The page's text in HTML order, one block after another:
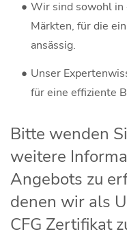
Wir sind sowohl in
Märkten, für die
ansässig.
Unser
für eine effiziente
Bitte wenden
weitere
Angebots zu
denen wir als
CFG Zertifikat